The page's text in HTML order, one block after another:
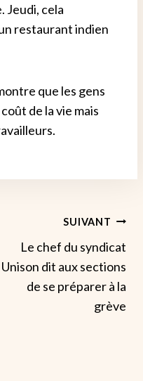
Jeudi, cela
restaurant indien
que les gens
de la vie mais
SUIVANT
Le chef du syndicat
Unison dit aux sections
de se préparer à la
grève